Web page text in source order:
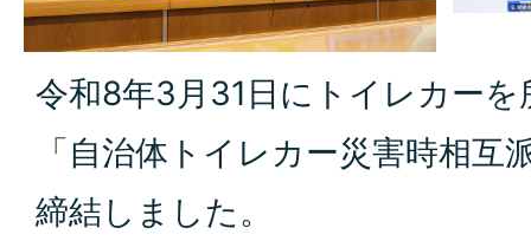
令和8年3月31日にトイレカーを
「自治体トイレカー災害時相互
締結しました。